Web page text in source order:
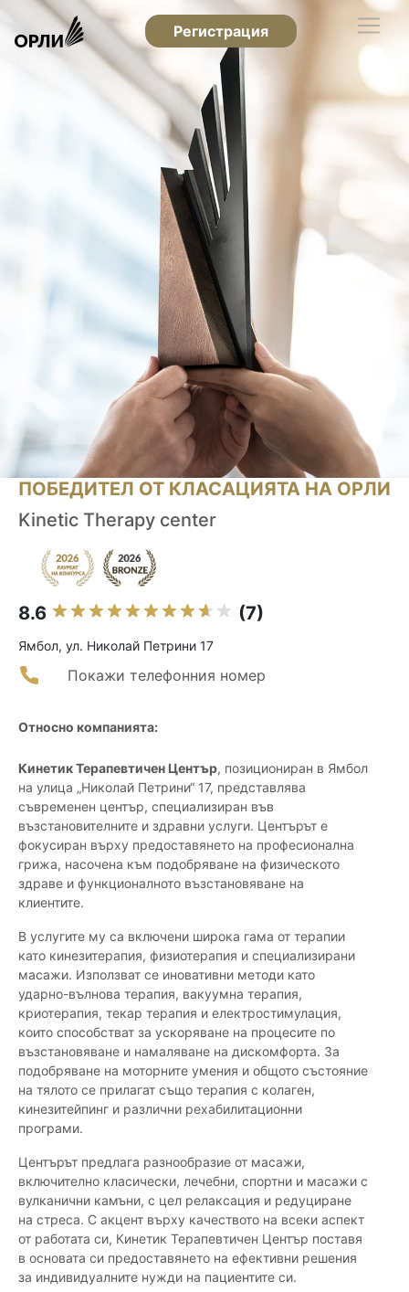
Регистрация
ПОБЕДИТЕЛ ОТ КЛАСАЦИЯТА НА ОРЛИ
Kinetic Therapy center
8.6 (7)
Ямбол, ул. Николай Петрини 17
Покажи телефонния номер
Относно компанията:
Кинетик Терапевтичен Център, позициониран в Ямбол
на улица „Николай Петрини“ 17, представлява
съвременен център, специализиран във
възстановителните и здравни услуги. Центърът е
фокусиран върху предоставянето на професионална
грижа, насочена към подобряване на физическото
здраве и функционалното възстановяване на
клиентите.
В услугите му са включени широка гама от терапии
като кинезитерапия, физиотерапия и специализирани
масажи. Използват се иновативни методи като
ударно-вълнова терапия, вакуумна терапия,
криотерапия, текар терапия и електростимулация,
които способстват за ускоряване на процесите по
възстановяване и намаляване на дискомфорта. За
подобряване на моторните умения и общото състояние
на тялото се прилагат също терапия с колаген,
кинезитейпинг и различни рехабилитационни
програми.
Центърът предлага разнообразие от масажи,
включително класически, лечебни, спортни и масажи с
вулканични камъни, с цел релаксация и редуциране
на стреса. С акцент върху качеството на всеки аспект
от работата си, Кинетик Терапевтичен Център поставя
в основата си предоставянето на ефективни решения
за индивидуалните нужди на пациентите си.